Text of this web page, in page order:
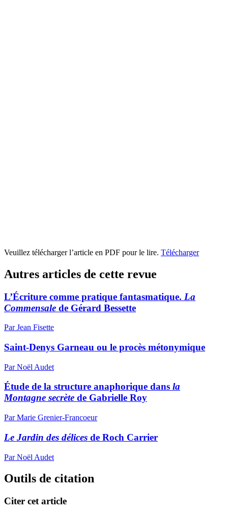
Veuillez télécharger l’article en PDF pour le lire. Télécharger
Autres articles de cette revue
L’Écriture comme pratique fantasmatique. La
Commensale de Gérard Bessette
Par Jean Fisette
Saint-Denys Garneau ou le procès métonymique
Par Noël Audet
Étude de la structure anaphorique dans la
Montagne secrète de Gabrielle Roy
Par Marie Grenier-Francoeur
Le Jardin des délices de Roch Carrier
Par Noël Audet
Outils de citation
Citer cet article